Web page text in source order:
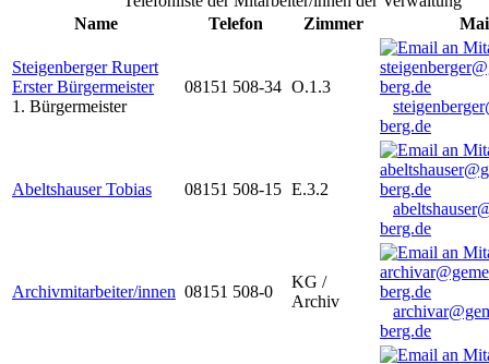
Name
Telefon Zimmer
Steigenberger Rupert
Erster Bürgermeister
1. Bürgermeister
08151 508-34 O.1.3
berg.de
Abeltshauser Tobias 08151 508-15 E.3.2
berg.de
Archivmitarbeiter/innen 08151 508-0
KG /
Archiv
berg.de